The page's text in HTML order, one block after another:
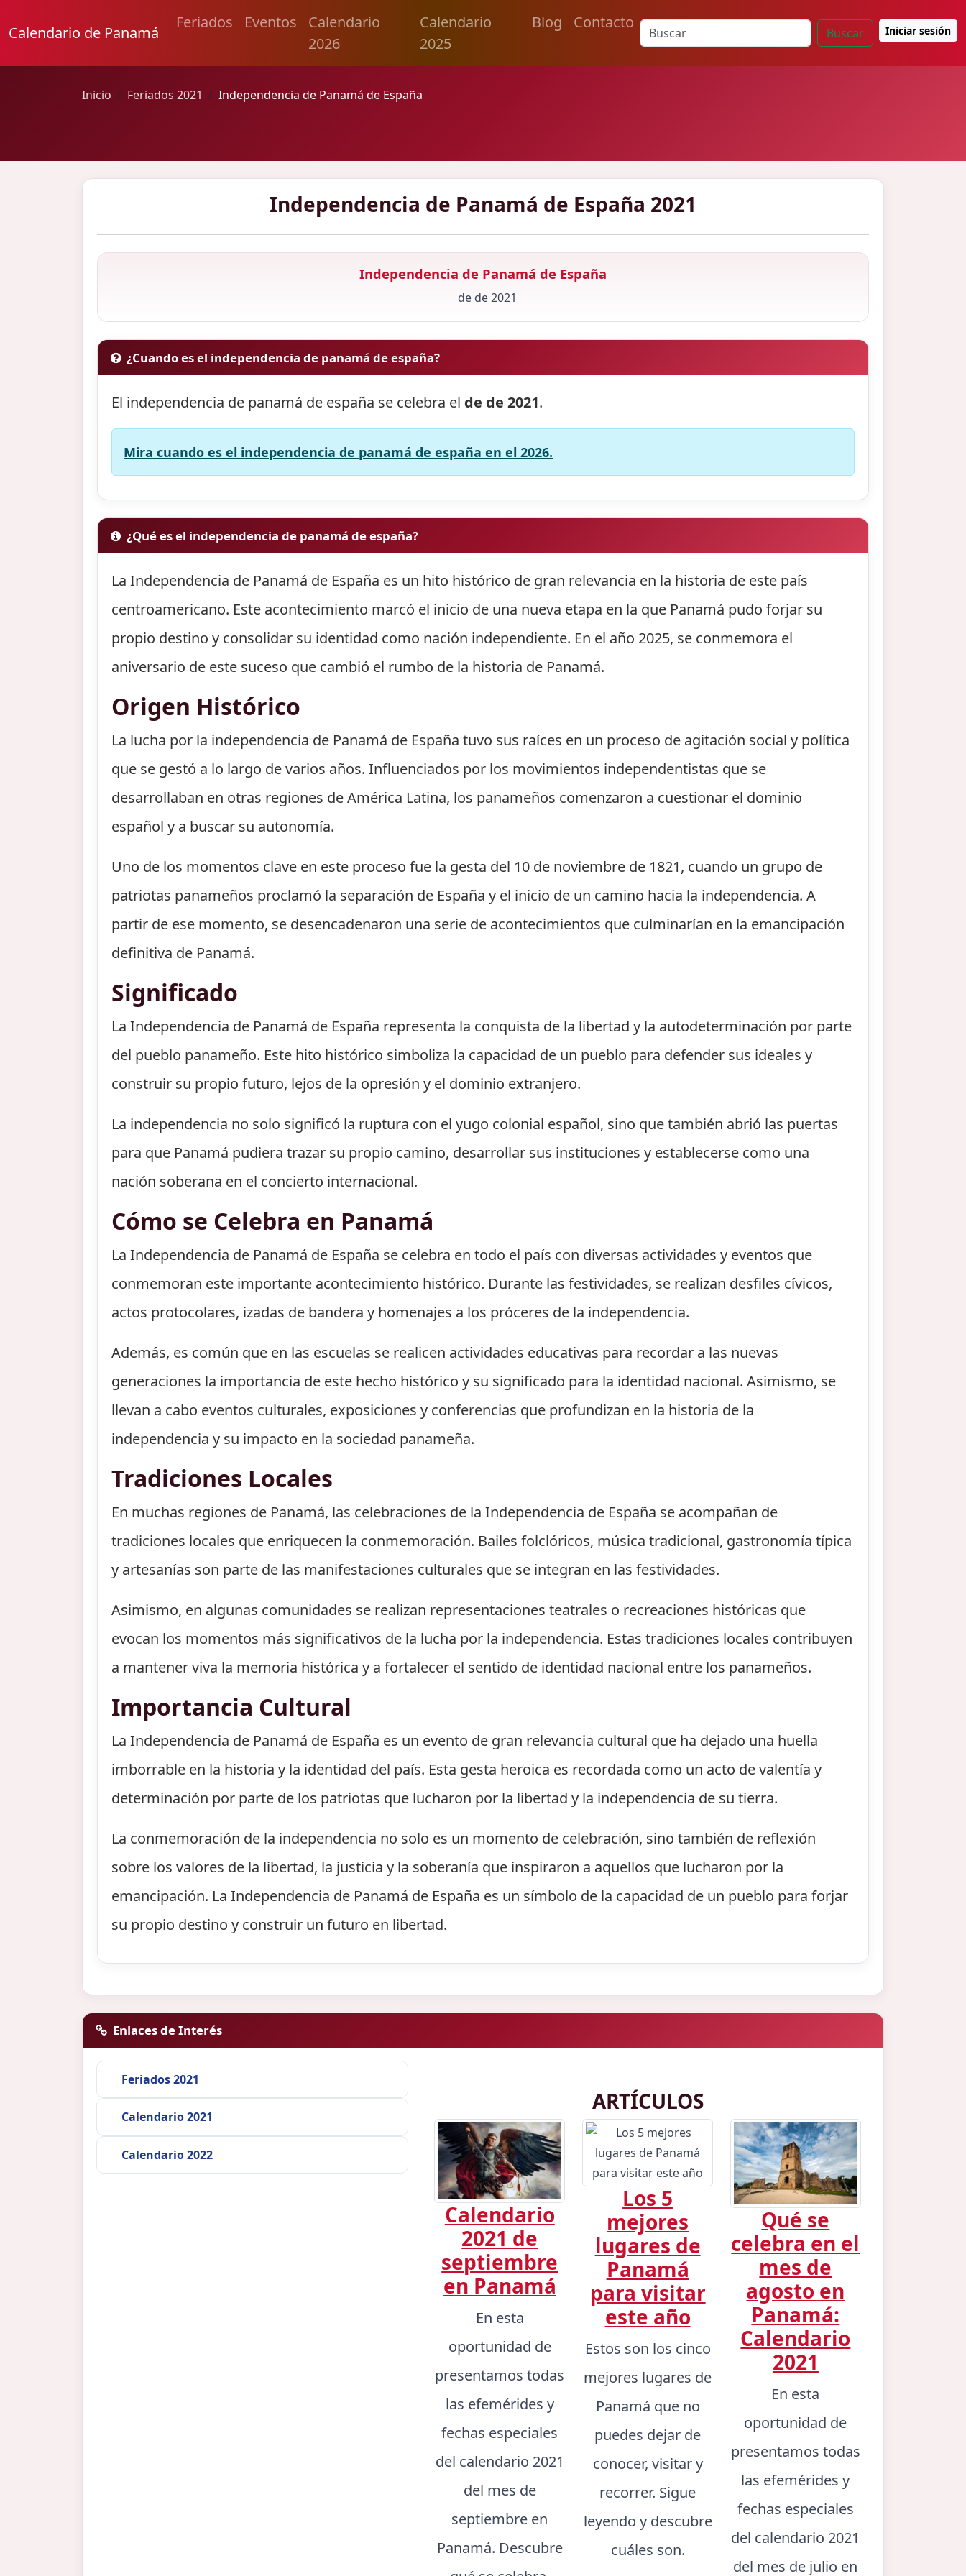
Calendario de Panamá
Feriados Eventos
Calendario
2026
Calendario
2025
Blog Contacto
Buscar Iniciar sesión
Inicio Feriados 2021 Independencia de Panamá de España
Independencia de Panamá de España 2021
Independencia de Panamá de España
de de 2021
¿Cuando es el independencia de panamá de españa?
El independencia de panamá de españa se celebra el de de 2021.
Mira cuando es el independencia de panamá de españa en el 2026.
¿Qué es el independencia de panamá de españa?
La Independencia de Panamá de España es un hito histórico de gran relevancia en la historia de este país
centroamericano. Este acontecimiento marcó el inicio de una nueva etapa en la que Panamá pudo forjar su
propio destino y consolidar su identidad como nación independiente. En el año 2025, se conmemora el
aniversario de este suceso que cambió el rumbo de la historia de Panamá.
Origen Histórico
La lucha por la independencia de Panamá de España tuvo sus raíces en un proceso de agitación social y política
que se gestó a lo largo de varios años. Influenciados por los movimientos independentistas que se
desarrollaban en otras regiones de América Latina, los panameños comenzaron a cuestionar el dominio
español y a buscar su autonomía.
Uno de los momentos clave en este proceso fue la gesta del 10 de noviembre de 1821, cuando un grupo de
patriotas panameños proclamó la separación de España y el inicio de un camino hacia la independencia. A
partir de ese momento, se desencadenaron una serie de acontecimientos que culminarían en la emancipación
definitiva de Panamá.
Significado
La Independencia de Panamá de España representa la conquista de la libertad y la autodeterminación por parte
del pueblo panameño. Este hito histórico simboliza la capacidad de un pueblo para defender sus ideales y
construir su propio futuro, lejos de la opresión y el dominio extranjero.
La independencia no solo significó la ruptura con el yugo colonial español, sino que también abrió las puertas
para que Panamá pudiera trazar su propio camino, desarrollar sus instituciones y establecerse como una
nación soberana en el concierto internacional.
Cómo se Celebra en Panamá
La Independencia de Panamá de España se celebra en todo el país con diversas actividades y eventos que
conmemoran este importante acontecimiento histórico. Durante las festividades, se realizan desfiles cívicos,
actos protocolares, izadas de bandera y homenajes a los próceres de la independencia.
Además, es común que en las escuelas se realicen actividades educativas para recordar a las nuevas
generaciones la importancia de este hecho histórico y su significado para la identidad nacional. Asimismo, se
llevan a cabo eventos culturales, exposiciones y conferencias que profundizan en la historia de la
independencia y su impacto en la sociedad panameña.
Tradiciones Locales
En muchas regiones de Panamá, las celebraciones de la Independencia de España se acompañan de
tradiciones locales que enriquecen la conmemoración. Bailes folclóricos, música tradicional, gastronomía típica
y artesanías son parte de las manifestaciones culturales que se integran en las festividades.
Asimismo, en algunas comunidades se realizan representaciones teatrales o recreaciones históricas que
evocan los momentos más significativos de la lucha por la independencia. Estas tradiciones locales contribuyen
a mantener viva la memoria histórica y a fortalecer el sentido de identidad nacional entre los panameños.
Importancia Cultural
La Independencia de Panamá de España es un evento de gran relevancia cultural que ha dejado una huella
imborrable en la historia y la identidad del país. Esta gesta heroica es recordada como un acto de valentía y
determinación por parte de los patriotas que lucharon por la libertad y la independencia de su tierra.
La conmemoración de la independencia no solo es un momento de celebración, sino también de reflexión
sobre los valores de la libertad, la justicia y la soberanía que inspiraron a aquellos que lucharon por la
emancipación. La Independencia de Panamá de España es un símbolo de la capacidad de un pueblo para forjar
su propio destino y construir un futuro en libertad.
Enlaces de Interés
Feriados 2021
Calendario 2021
Calendario 2022
ARTÍCULOS
Calendario
2021 de
septiembre
en Panamá
En esta
oportunidad de
presentamos todas
las efemérides y
fechas especiales
del calendario 2021
del mes de
septiembre en
Panamá. Descubre
Los 5
mejores
lugares de
Panamá
para visitar
este año
Estos son los cinco
mejores lugares de
Panamá que no
puedes dejar de
conocer, visitar y
recorrer. Sigue
leyendo y descubre
cuáles son.
Qué se
celebra en el
mes de
agosto en
Panamá:
Calendario
2021
En esta
oportunidad de
presentamos todas
las efemérides y
fechas especiales
del calendario 2021
del mes de julio en